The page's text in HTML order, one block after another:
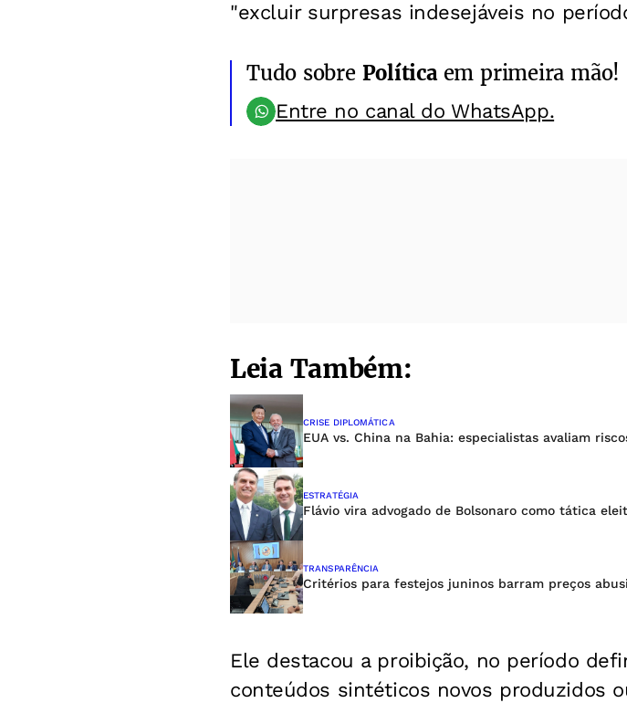
"excluir surpresas indesejáveis no
Tudo sobre Políticaem primeira mão!
Entre no canal do WhatsApp.
Leia Também:
CRISE DIPLOMÁTICA
EUA vs. China na Bahia: especialistas avaliam
ESTRATÉGIA
Flávio vira advogado de Bolsonaro como tática
TRANSPARÊNCIA
Critérios para festejos juninos barram preços
Ele destacou a proibição, no período
conteúdos sintéticos novos produzidos